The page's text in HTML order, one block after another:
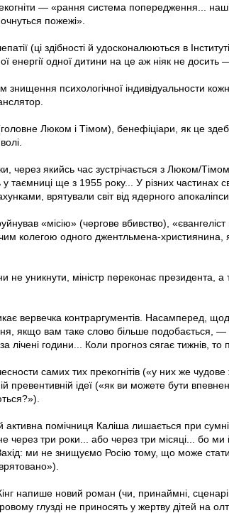
— «рання система попередження...
пожежі».
(ці здібності й удосконалюються в
енергії одної дитини на це аж ніяк не досить
психологічної індивідуальности
Люком і Тімом), бенефіціари, як це
через якийсь час зустрічається з Люком/
таємниці ще з 1955 року... У різних частинах
врятували світ від ядерного
«місію» (чергове вбивство), «євангеліст
колегою одного джентльмена-християнина,
не уникнути, міністр переконає президента,
вервечка контраргументів. Насамперед,
якщо вам таке слово більше подобається, —
лічені години... Коли прогноз сягає тижнів, то
самих тих прекогнітів («у них же
превентивній ідеї («як ви можете бути
й активна помічниця Каліша лишається при
через три роки... або через три місяці... бо
ми не знищуємо Росію тому, що може
напише новий роман (чи, принаймні,
глузді не приносять у жертву дітей на